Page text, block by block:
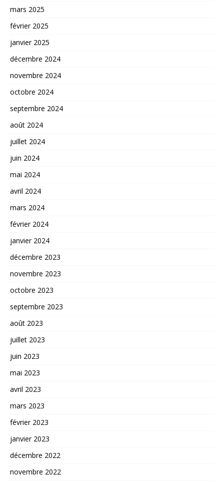
mars 2025
février 2025
janvier 2025
décembre 2024
novembre 2024
octobre 2024
septembre 2024
août 2024
juillet 2024
juin 2024
mai 2024
avril 2024
mars 2024
février 2024
janvier 2024
décembre 2023
novembre 2023
octobre 2023
septembre 2023
août 2023
juillet 2023
juin 2023
mai 2023
avril 2023
mars 2023
février 2023
janvier 2023
décembre 2022
novembre 2022